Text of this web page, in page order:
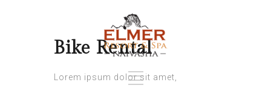
Bike Rental
Lorem ipsum dolor sit amet,